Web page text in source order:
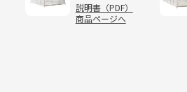
説明書（PDF）
商品ページへ